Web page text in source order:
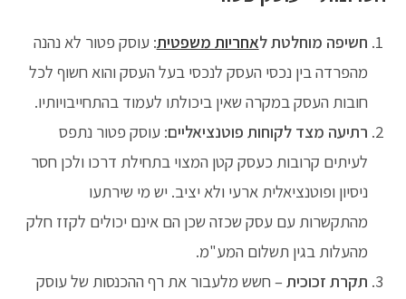
חשיפה מוחלטת לאחריות משפטית: עוסק פטור לא נהנה
מהפרדה בין נכסי העסק לנכסי בעל העסק והוא חשוף לכל
חובות העסק במקרה שאין ביכולתו לעמוד בהתחייבויותיו.
רתיעה מצד לקוחות פוטנציאליים: עוסק פטור נתפס
לעיתים קרובות כעסק קטן המצוי בתחילת דרכו ולכן חסר
ניסיון ופוטנציאלית ארעי ולא יציב. יש מי שירתעו
מהתקשרות עם עסק שכזה שכן הם אינם יכולים לקזז חלק
מהעלות בגין תשלום המע"מ.
תקרת זכוכית – חשש מלעבור את רף ההכנסות של עוסק